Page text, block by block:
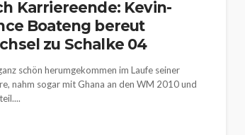
Karriereende: Kevin-
Boateng bereut
zu Schalke 04
schön herumgekommen im Laufe seiner
nahm sogar mit Ghana an den WM 2010 und